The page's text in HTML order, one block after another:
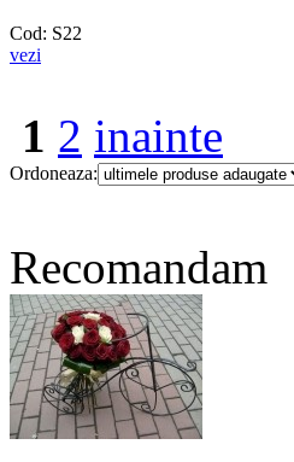
Cod: S22
vezi
1 2 inainte
Ordoneaza:
Recomandam